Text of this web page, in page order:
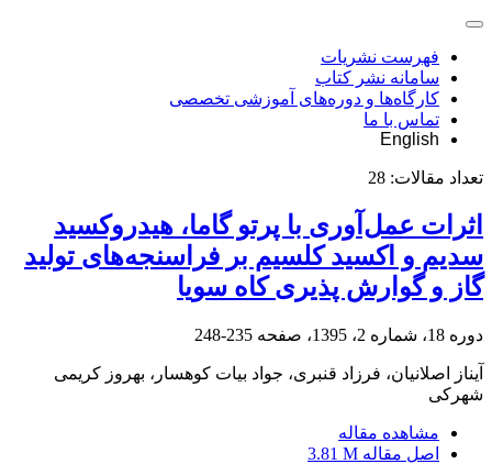
فهرست نشریات
سامانه نشر کتاب
کارگاه‌ها و دوره‌های آموزشی تخصصی
تماس با ما
English
تعداد مقالات: 28
اثرات عمل‌آوری با پرتو گاما، هیدروکسید
سدیم و اکسید کلسیم بر فراسنجه‌های تولید
گاز و گوارش پذیری کاه سویا
دوره 18، شماره 2، 1395، صفحه 235-248
آیناز اصلانیان، فرزاد قنبری، جواد بیات کوهسار، بهروز کریمی
شهرکی
مشاهده مقاله
اصل مقاله 3.81 M